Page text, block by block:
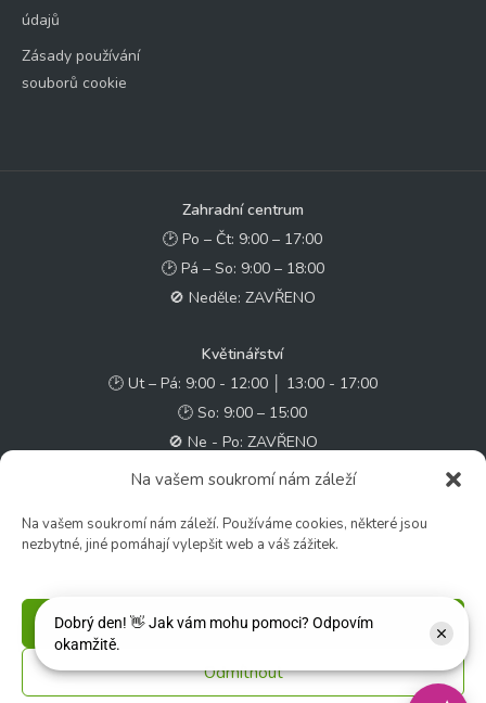
Na vašem soukromí nám záleží
Na vašem soukromí nám záleží. Používáme cookies, některé jsou
nezbytné, jiné pomáhají vylepšit web a váš zážitek.
Příjmout
Odmítnout
údajů
Zásady používání
souborů cookie
Zahradní centrum
🕑 Po – Čt: 9:00 – 17:00
🕑 Pá – So: 9:00 – 18:00
🚫 Neděle: ZAVŘENO
Květinářství
🕑 Ut – Pá: 9:00 - 12:00 │ 13:00 - 17:00
🕑 So: 9:00 – 15:00
🚫 Ne - Po: ZAVŘENO
✉️ e-shop@zcstrakovo.cz